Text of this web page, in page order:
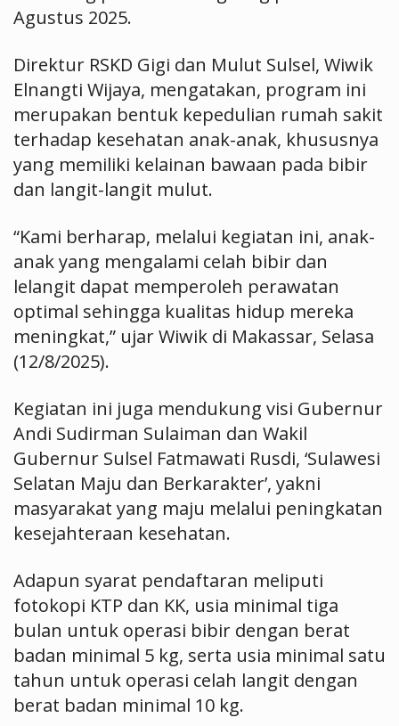
Agustus 2025.
Direktur RSKD Gigi dan Mulut Sulsel, Wiwik
Elnangti Wijaya, mengatakan, program ini
merupakan bentuk kepedulian rumah sakit
terhadap kesehatan anak-anak, khususnya
yang memiliki kelainan bawaan pada bibir
dan langit-langit mulut.
“Kami berharap, melalui kegiatan ini, anak-
anak yang mengalami celah bibir dan
lelangit dapat memperoleh perawatan
optimal sehingga kualitas hidup mereka
meningkat,” ujar Wiwik di Makassar, Selasa
(12/8/2025).
Kegiatan ini juga mendukung visi Gubernur
Andi Sudirman Sulaiman dan Wakil
Gubernur Sulsel Fatmawati Rusdi, ‘Sulawesi
Selatan Maju dan Berkarakter’, yakni
masyarakat yang maju melalui peningkatan
kesejahteraan kesehatan.
Adapun syarat pendaftaran meliputi
fotokopi KTP dan KK, usia minimal tiga
bulan untuk operasi bibir dengan berat
badan minimal 5 kg, serta usia minimal satu
tahun untuk operasi celah langit dengan
berat badan minimal 10 kg.